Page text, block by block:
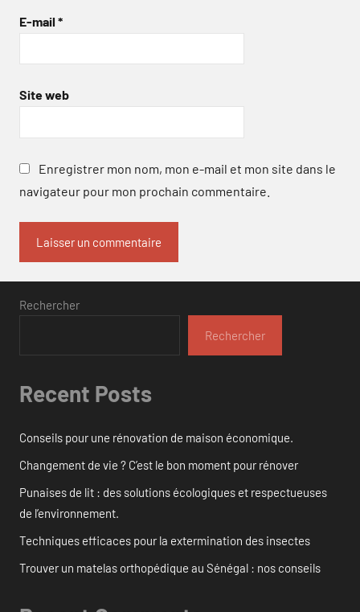
E-mail *
Site web
Enregistrer mon nom, mon e-mail et mon site dans le
navigateur pour mon prochain commentaire.
Rechercher
Rechercher
Recent Posts
Conseils pour une rénovation de maison économique.
Changement de vie ? C’est le bon moment pour rénover
Punaises de lit : des solutions écologiques et respectueuses
de l’environnement.
Techniques efficaces pour la extermination des insectes
Trouver un matelas orthopédique au Sénégal : nos conseils